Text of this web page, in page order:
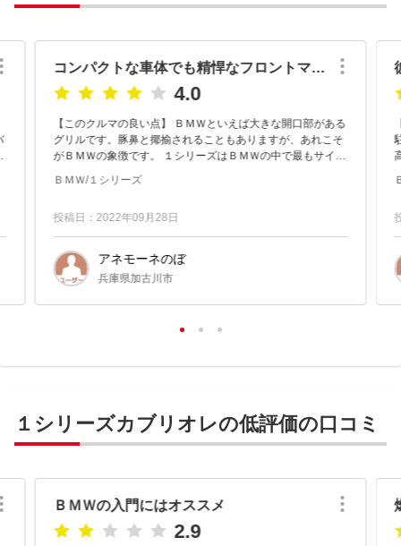
コンパクトな車体でも精悍なフロントマスクのＢＭＷ
4.0
【このクルマの良い点】 ＢＭＷといえば大きな開口部がある
グリルです。豚鼻と揶揄されることもありますが、あれこそ
がＢＭＷの象徴です。 １シリーズはＢＭＷの中で最もサイズ
とＢＭＷです。 ...
ＢＭＷ/１シリーズ
投稿日：2022年09月28日
アネモーネのぼ
兵庫県加古川市
駐
１シリーズカブリオレの低評価の口コミ
ＢＭＷの入門にはオススメ
2.9